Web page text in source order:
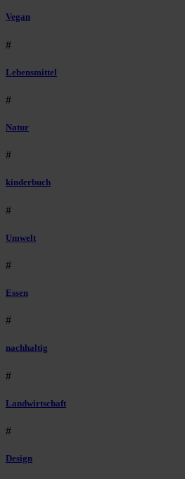
Vegan
#
Lebensmittel
#
Natur
#
kinderbuch
#
Umwelt
#
Essen
#
nachhaltig
#
Landwirtschaft
#
Design